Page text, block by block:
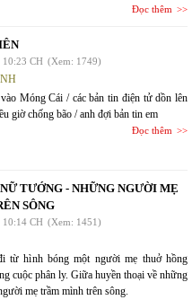
Đọc thêm
10:23 CH (Xem: 1749)
Móng Cái / các bản tin điện tử dồn lên
giờ chống bão / anh đợi bản tin em
Đọc thêm
TƯỚNG - NHỮNG NGƯỜI MẸ
SÔNG
10:14 CH (Xem: 1451)
từ hình bóng một người mẹ thuở hồng
cuộc phân ly. Giữa huyền thoại về những
mẹ trầm mình trên sông.